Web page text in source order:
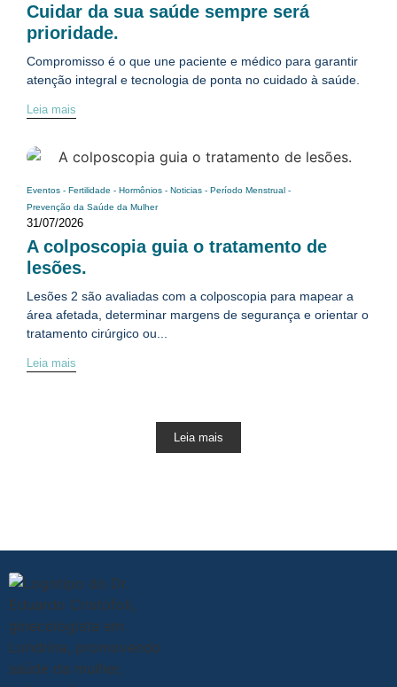
Cuidar da sua saúde sempre será
prioridade.
Compromisso é o que une paciente e médico para garantir
atenção integral e tecnologia de ponta no cuidado à saúde.
Leia mais
Eventos - Fertilidade - Hormônios - Noticias - Período Menstrual -
Prevenção da Saúde da Mulher
31/07/2026
A colposcopia guia o tratamento de
lesões.
Lesões 2 são avaliadas com a colposcopia para mapear a
área afetada, determinar margens de segurança e orientar o
tratamento cirúrgico ou...
Leia mais
Leia mais